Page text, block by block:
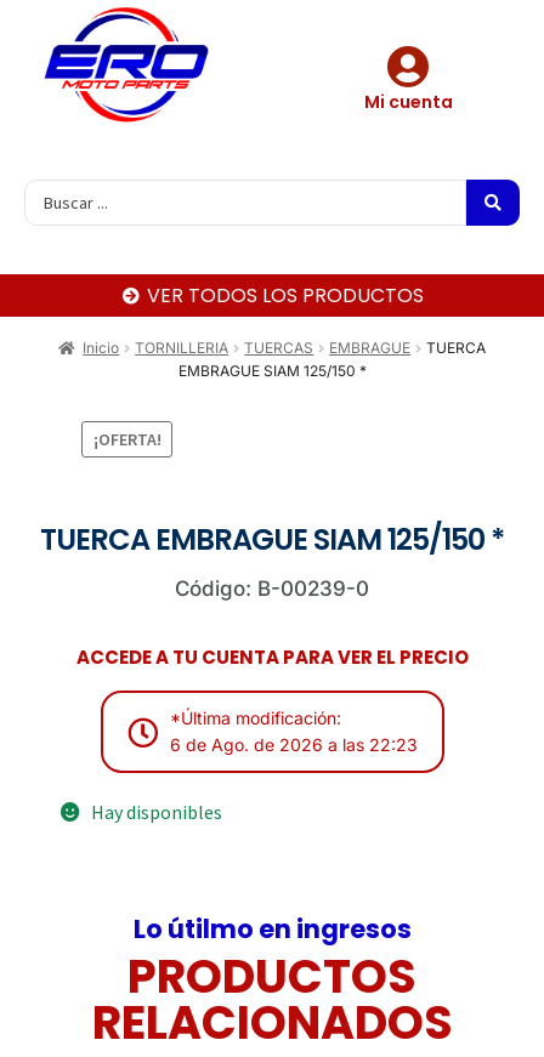
Mi cuenta
VER TODOS LOS PRODUCTOS
Inicio TORNILLERIA TUERCAS EMBRAGUE
TUERCA
EMBRAGUE SIAM 125/150 *
¡OFERTA!
TUERCA EMBRAGUE SIAM 125/150 *
Código: B-00239-0
ACCEDE A TU CUENTA PARA VER EL PRECIO
*Última modificación:
6 de Ago. de 2026 a las 22:23
Hay disponibles
Lo útilmo en ingresos
PRODUCTOS
RELACIONADOS